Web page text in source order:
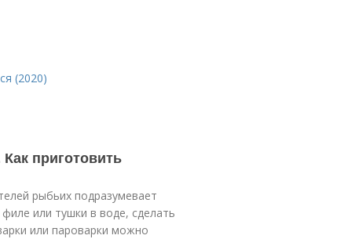
(2020)
приготовить
рыбьих подразумевает
или тушки в воде, сделать
или пароварки можно